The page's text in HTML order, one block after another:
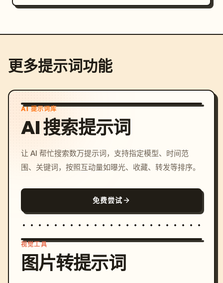
更多提示词功能
AI 提示词库
AI 搜索提示词
让 AI 帮忙搜索数万提示词，支持指定模型、时间范
围、关键词，按照互动量如曝光、收藏、转发等排序。
免费尝试
视觉工具
图片转提示词